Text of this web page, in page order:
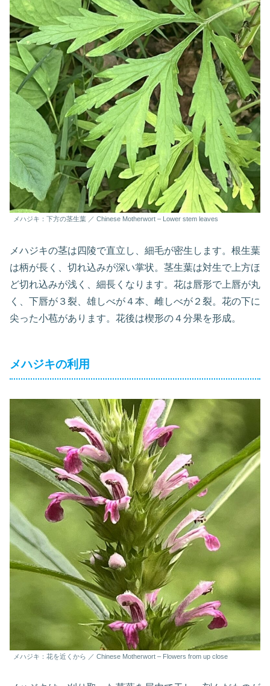
メハジキ：下方の茎生葉 ／ Chinese Motherwort – Lower stem leaves
メハジキの茎は四陵で直立し、細毛が密生します。根生葉
は柄が長く、切れ込みが深い掌状。茎生葉は対生で上方ほ
ど切れ込みが浅く、細長くなります。花は唇形で上唇が丸
く、下唇が３裂、雄しべが４本、雌しべが２裂。花の下に
尖った小苞があります。花後は楔形の４分果を形成。
メハジキの利用
メハジキ：花を近くから ／ Chinese Motherwort – Flowers from up close